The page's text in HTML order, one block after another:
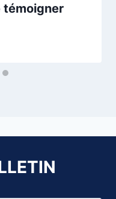
témoigner